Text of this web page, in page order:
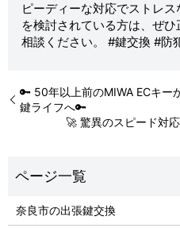
ピーディーな対応でストレ
を検討されている方は、ぜ
相談ください。 #鍵交換 #防
🔑 50年以上前のMIWA ECキー
鍵ライフへ🔑
🚀 驚異のスピード対
奈良市の出張鍵交換